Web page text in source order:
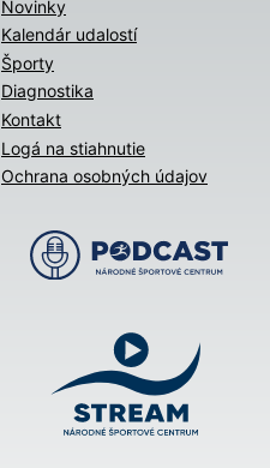
Novinky
Kalendár udalostí
Športy
Diagnostika
Kontakt
Logá na stiahnutie
Ochrana osobných údajov